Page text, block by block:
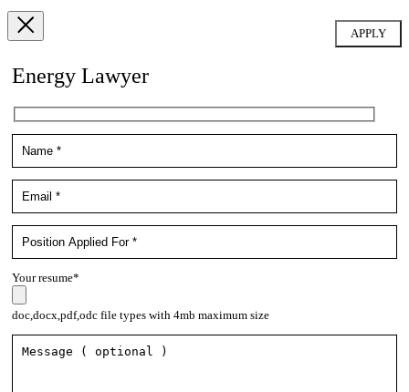
Energy Lawyer
Your resume*
doc,docx,pdf,odc file types with 4mb maximum size